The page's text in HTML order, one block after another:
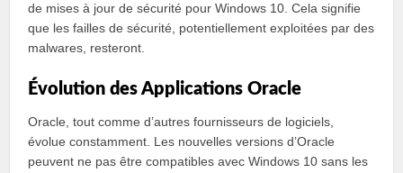
de mises à jour de sécurité pour Windows 10. Cela signifie
que les failles de sécurité, potentiellement exploitées par des
malwares, resteront.
Évolution des Applications Oracle
Oracle, tout comme d’autres fournisseurs de logiciels,
évolue constamment. Les nouvelles versions d’Oracle
peuvent ne pas être compatibles avec Windows 10 sans les